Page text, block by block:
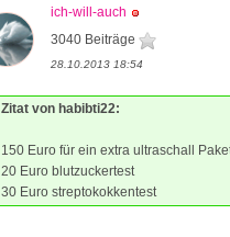
ich-will-auch
3040 Beiträge
28.10.2013 18:54
Zitat von habibti22:
150 Euro für ein extra ultraschall
20 Euro blutzuckertest
30 Euro streptokokkentest